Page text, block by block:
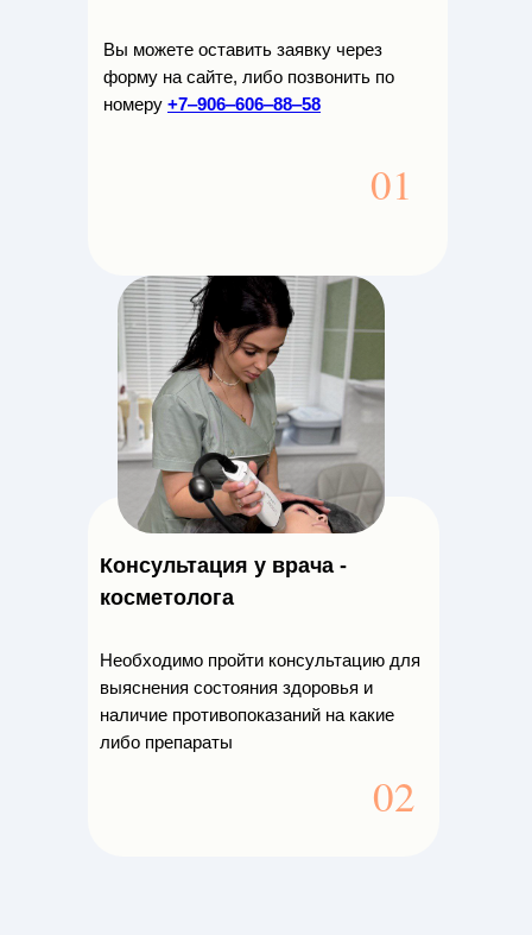
Вы можете оставить заявку через
форму на сайте, либо позвонить по
номеру +7‒906‒606‒88‒58
01
Консультация у врача -
косметолога
Необходимо пройти консультацию для
выяснения состояния здоровья и
наличие противопоказаний на какие
либо препараты
02